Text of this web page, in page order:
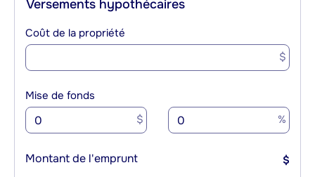
Versements hypothécaires
Coût de la propriété
$
Mise de fonds
$ %
Montant de l'emprunt $